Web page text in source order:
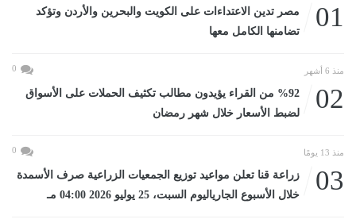
01
مصر تدين الاعتداءات على الكويت والبحرين والأردن وتؤكد
تضامنها الكامل معها
منذ 6 أشهر 0
02
%92 من القراء يؤيدون مطالب تكثيف الحملات على الأسواق
لضبط الأسعار خلال شهر رمضان
منذ 13 يومًا 0
03
زراعة قنا تعلن مواعيد توزيع الجمعيات الزراعية صرف الأسمدة
خلال الأسبوع الجارياليوم السبت، 25 يوليو 2026 04:00 مـ